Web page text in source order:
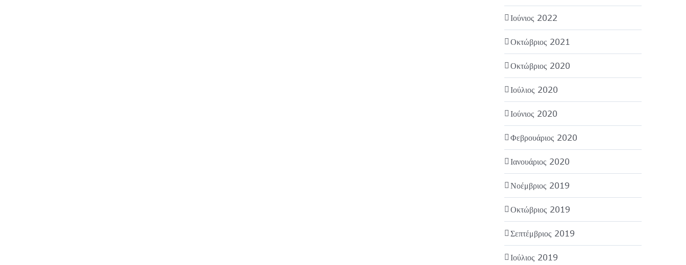
Ιούνιος 2022
Οκτώβριος 2021
Οκτώβριος 2020
Ιούλιος 2020
Ιούνιος 2020
Φεβρουάριος 2020
Ιανουάριος 2020
Νοέμβριος 2019
Οκτώβριος 2019
Σεπτέμβριος 2019
Ιούλιος 2019